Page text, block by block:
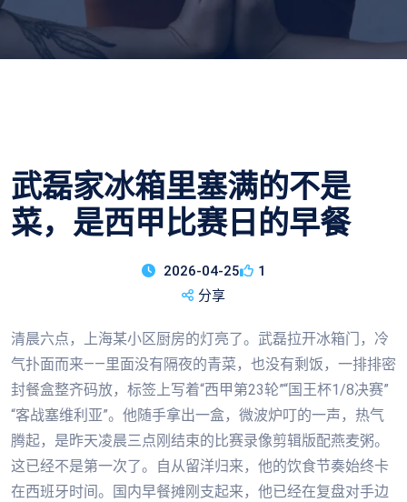
武磊家冰箱里塞满的不是
菜，是西甲比赛日的早餐
2026-04-25
1
分享
清晨六点，上海某小区厨房的灯亮了。武磊拉开冰箱门，冷
气扑面而来——里面没有隔夜的青菜，也没有剩饭，一排排密
封餐盒整齐码放，标签上写着“西甲第23轮”“国王杯1/8决赛”
“客战塞维利亚”。他随手拿出一盒，微波炉叮的一声，热气
腾起，是昨天凌晨三点刚结束的比赛录像剪辑版配燕麦粥。
这已经不是第一次了。自从留洋归来，他的饮食节奏始终卡
在西班牙时间。国内早餐摊刚支起来，他已经在复盘对手边